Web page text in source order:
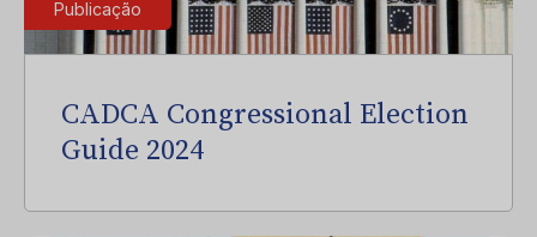
Publicação
CADCA Congressional Election
Guide 2024